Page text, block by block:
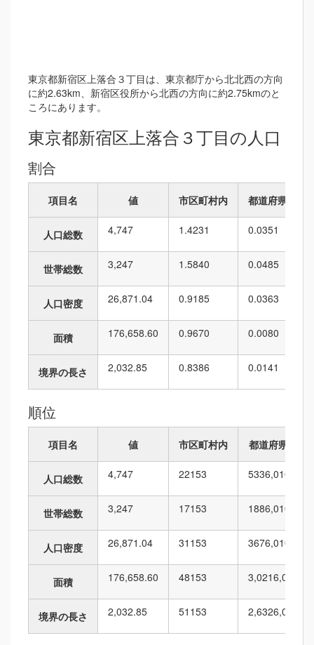
東京都新宿区上落合３丁目は、東京都庁から北北西の方向
に約2.63km、新宿区役所から北西の方向に約2.75kmのと
ころにあります。
東京都新宿区上落合３丁目の人口
割合
項目名 値 市区町村内 都道府県内
人口総数 4,747 1.4231 0.0351
世帯総数 3,247 1.5840 0.0485
人口密度 26,871.04 0.9185 0.0363
面積 176,658.60 0.9670 0.0080
境界の長さ 2,032.85 0.8386 0.0141
順位
項目名 値 市区町村内 都道府県内
人口総数 4,747 22153 5336,010
世帯総数 3,247 17153 1886,010
人口密度 26,871.04 31 153 3676,010
面積 176,658.60 48153 3,0216,010
境界の長さ 2,032.85 51 153 2,6326,010